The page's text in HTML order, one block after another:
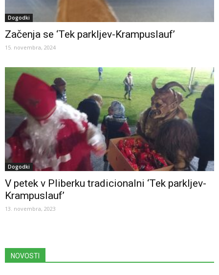
Dogodki
Začenja se ‘Tek parkljev-Krampuslauf’
15. novembra, 2024
Dogodki
V petek v Pliberku tradicionalni ‘Tek parkljev-
Krampuslauf’
13. novembra, 2023
NOVOSTI